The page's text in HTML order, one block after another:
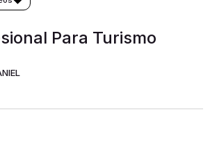
Para Turismo